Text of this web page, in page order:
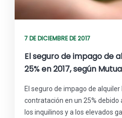
7 DE DICIEMBRE DE 2017
El seguro de impago de
25% en 2017, según
El seguro de impago de
contratación en un 25% debido
los inquilinos y a los elevados